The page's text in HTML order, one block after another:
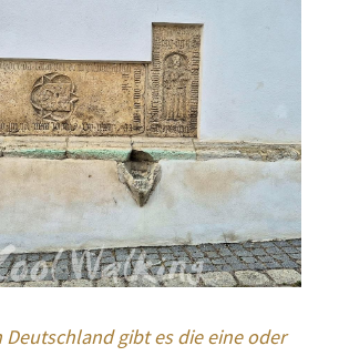
Deutschland gibt es die eine oder